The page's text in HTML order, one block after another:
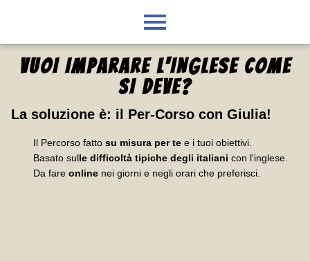
VUOI IMPARARE L'INGLESE COME
SI DEVE?
La soluzione è: il Per-Corso con Giulia!
Il Percorso fatto su misura per te e i tuoi obiettivi.
Basato sulle difficoltà tipiche degli italiani con l'inglese.
Da fare online nei giorni e negli orari che preferisci.